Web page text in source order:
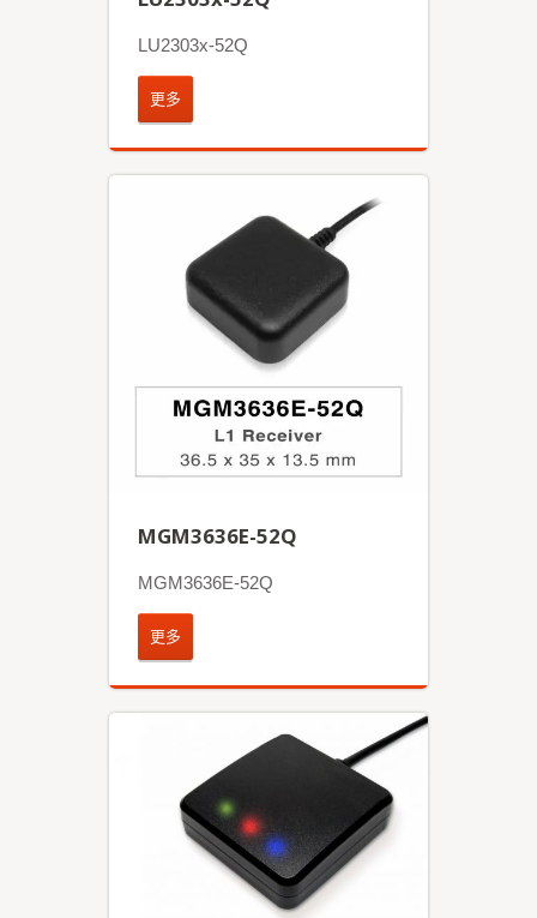
LU2303x-52Q
更多
MGM3636E-52Q
MGM3636E-52Q
更多